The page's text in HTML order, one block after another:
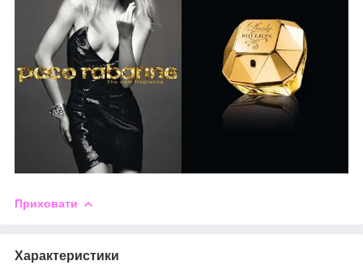
Приховати
Характеристики